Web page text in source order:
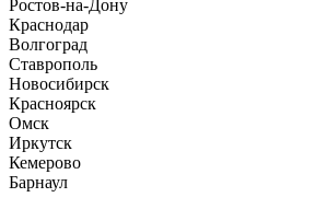
Ростов-на-Дону
Краснодар
Волгоград
Ставрополь
Новосибирск
Красноярск
Омск
Иркутск
Кемерово
Барнаул